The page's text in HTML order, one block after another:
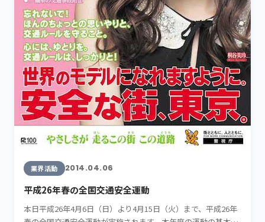
業界活動 2014.04.06
平成26年春の全国交通安全運動
本日平成26年4月6日（日）より4月15日（火）まで、平成26年